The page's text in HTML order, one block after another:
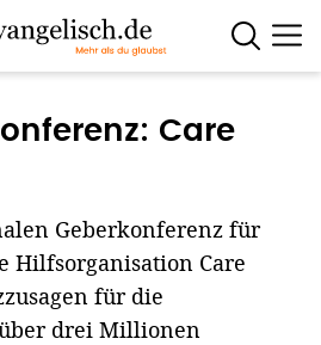
Care
Geberkonferenz für
Hilfsorganisation Care
für die
drei Millionen